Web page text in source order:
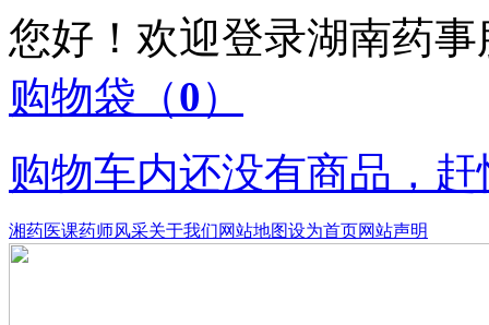
您好！欢迎登录湖南药
购物袋 （0）
购物车内还没有商品，
湘药医课药师风采关于我们网站地图设为首页网站声明